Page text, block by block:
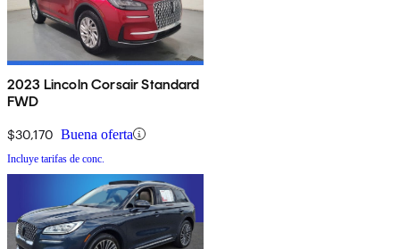
2023 Lincoln Corsair Standard
FWD
$30,170 Buena oferta
Incluye tarifas de conc.